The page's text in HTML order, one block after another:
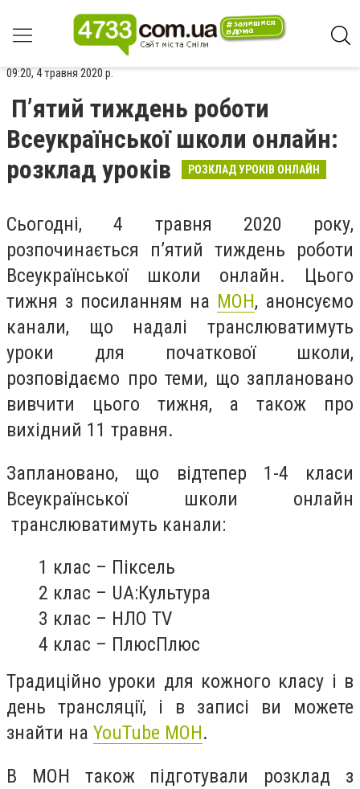
09:20, 4 травня 2020 р.
П’ятий тиждень роботи
Всеукраїнської школи онлайн:
розклад уроків
РОЗКЛАД УРОКІВ ОНЛАЙН
Сьогодні, 4 травня 2020 року,
розпочинається п’ятий тиждень роботи
Всеукраїнської школи онлайн. Цього
тижня з посиланням на МОН, анонсуємо
канали, що надалі транслюватимуть
уроки для початкової школи,
розповідаємо про теми, що заплановано
вивчити цього тижня, а також про
вихідний 11 травня.
Заплановано, що відтепер 1-4 класи
Всеукраїнської школи онлайн
транслюватимуть канали:
1 клас – Піксель
2 клас – UA:Культура
3 клас – НЛО TV
4 клас – ПлюсПлюс
Традиційно уроки для кожного класу і в
день трансляції, і в записі ви можете
знайти на YouTube МОН.
В МОН також підготували розклад з